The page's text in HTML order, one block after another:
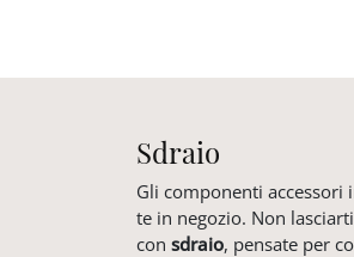
Sdraio
Gli componenti
te in negozio. Non
con sdraio, pensate per